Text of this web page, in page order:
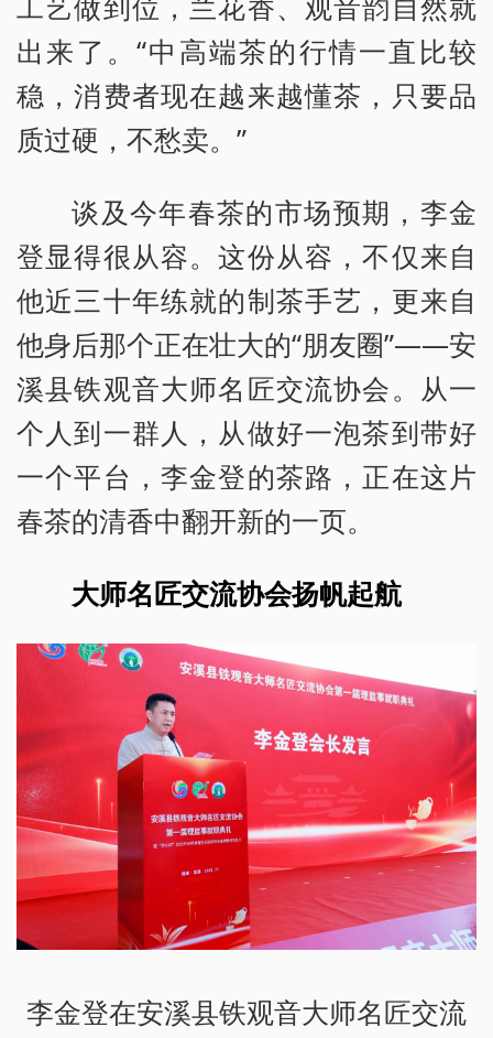
出来了。“中高端茶的行情一直比较
稳，消费者现在越来越懂茶，只要品
质过硬，不愁卖。”
谈及今年春茶的市场预期，李金
登显得很从容。这份从容，不仅来自
他近三十年练就的制茶手艺，更来自
他身后那个正在壮大的“朋友圈”——安
溪县铁观音大师名匠交流协会。从一
个人到一群人，从做好一泡茶到带好
一个平台，李金登的茶路，正在这片
春茶的清香中翻开新的一页。
大师名匠交流协会扬帆起航
李金登在安溪县铁观音大师名匠交流